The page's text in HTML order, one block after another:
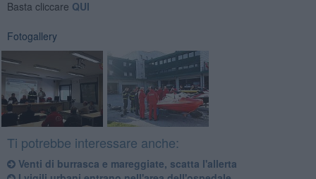
Basta cliccare QUI
Fotogallery
Ti potrebbe interessare anche:
Venti di burrasca e mareggiate, scatta l'allerta